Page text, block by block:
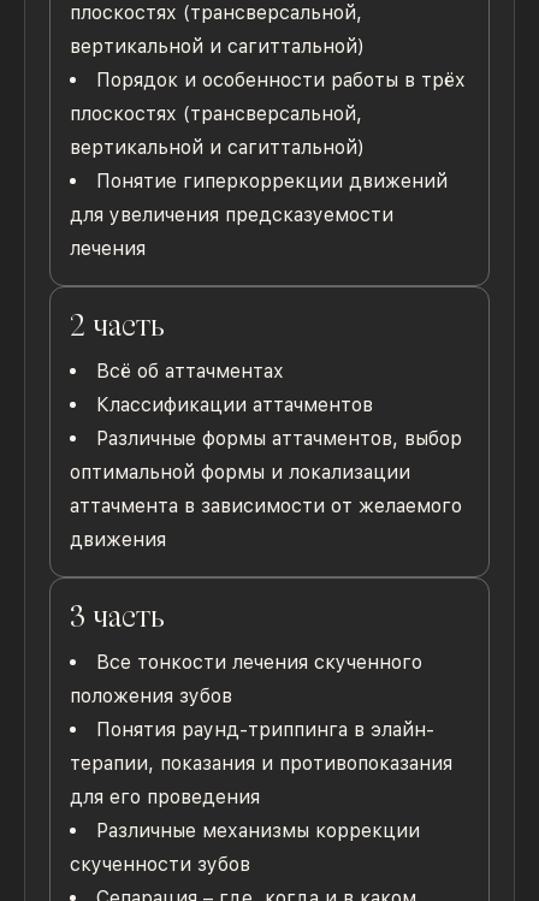
плоскостях (трансверсальной,
вертикальной и сагиттальной)
Порядок и особенности работы в трёх
плоскостях (трансверсальной,
вертикальной и сагиттальной)
Понятие гиперкоррекции движений
для увеличения предсказуемости
лечения
2 часть
Всё об аттачментах
Классификации аттачментов
Различные формы аттачментов, выбор
оптимальной формы и локализации
аттачмента в зависимости от желаемого
движения
3 часть
Все тонкости лечения скученного
положения зубов
Понятия раунд-триппинга в элайн-
терапии, показания и противопоказания
для его проведения
Различные механизмы коррекции
скученности зубов